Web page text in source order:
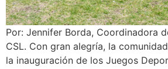
Por: Jennifer Borda, Coordinadora
CSL. Con gran alegría, la
la inauguración de los Juegos